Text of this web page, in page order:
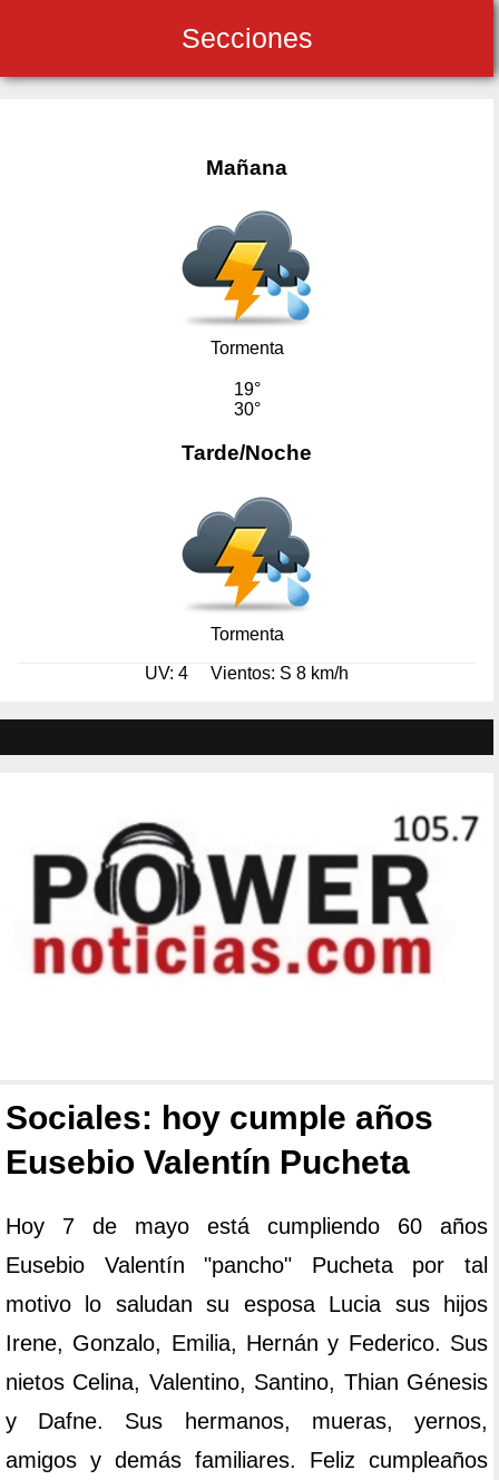
Secciones
Mañana
Tormenta
19°
30°
Tarde/Noche
Tormenta
UV: 4 Vientos: S 8 km/h
Sociales: hoy cumple años
Eusebio Valentín Pucheta
Hoy 7 de mayo está cumpliendo 60 años
Eusebio Valentín "pancho" Pucheta por tal
motivo lo saludan su esposa Lucia sus hijos
Irene, Gonzalo, Emilia, Hernán y Federico. Sus
nietos Celina, Valentino, Santino, Thian Génesis
y Dafne. Sus hermanos, mueras, yernos,
amigos y demás familiares. Feliz cumpleaños